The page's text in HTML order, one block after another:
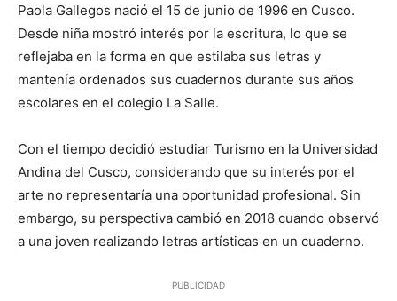
Paola Gallegos nació el 15 de junio de 1996 en Cusco.
Desde niña mostró interés por la escritura, lo que se
reflejaba en la forma en que estilaba sus letras y
mantenía ordenados sus cuadernos durante sus años
escolares en el colegio La Salle.
Con el tiempo decidió estudiar Turismo en la Universidad
Andina del Cusco, considerando que su interés por el
arte no representaría una oportunidad profesional. Sin
embargo, su perspectiva cambió en 2018 cuando observó
a una joven realizando letras artísticas en un cuaderno.
PUBLICIDAD